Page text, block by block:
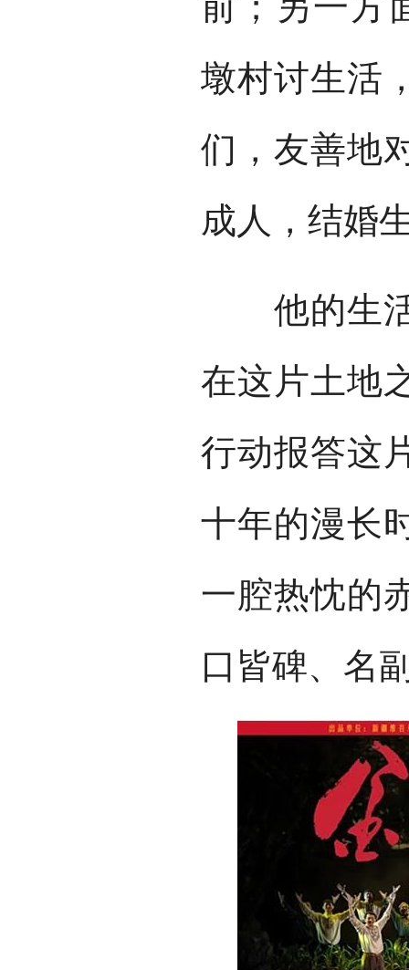
墩村讨生活
们，友善地
成人，结婚
他的生活
在这片土地
行动报答这
十年的漫长
一腔热忱的
口皆碑、名